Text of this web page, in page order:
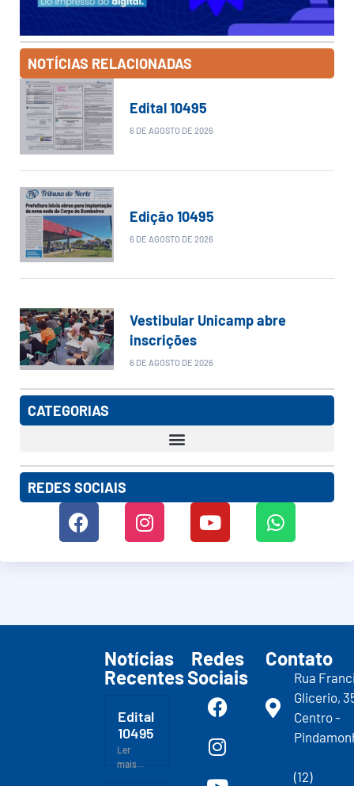
NOTÍCIAS RELACIONADAS
Edital 10495
6 DE AGOSTO DE 2026
Edição 10495
6 DE AGOSTO DE 2026
Vestibular Unicamp abre
inscrições
6 DE AGOSTO DE 2026
CATEGORIAS
REDES SOCIAIS
Notícias
Recentes
Edital
10495
Ler
mais...
Redes
Sociais
Contato
Rua
Glicerio,
Centro -
(12)